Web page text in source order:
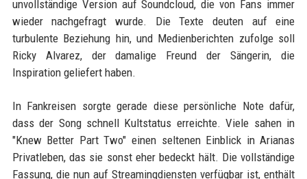
unvollständige Version auf Soundcloud, die von Fans immer
wieder nachgefragt wurde. Die Texte deuten auf eine
turbulente Beziehung hin, und Medienberichten zufolge soll
Ricky Alvarez, der damalige Freund der Sängerin, die
Inspiration geliefert haben.
In Fankreisen sorgte gerade diese persönliche Note dafür,
dass der Song schnell Kultstatus erreichte. Viele sahen in
"Knew Better Part Two" einen seltenen Einblick in Arianas
Privatleben, das sie sonst eher bedeckt hält. Die vollständige
Fassung, die nun auf Streamingdiensten verfügbar ist, enthält